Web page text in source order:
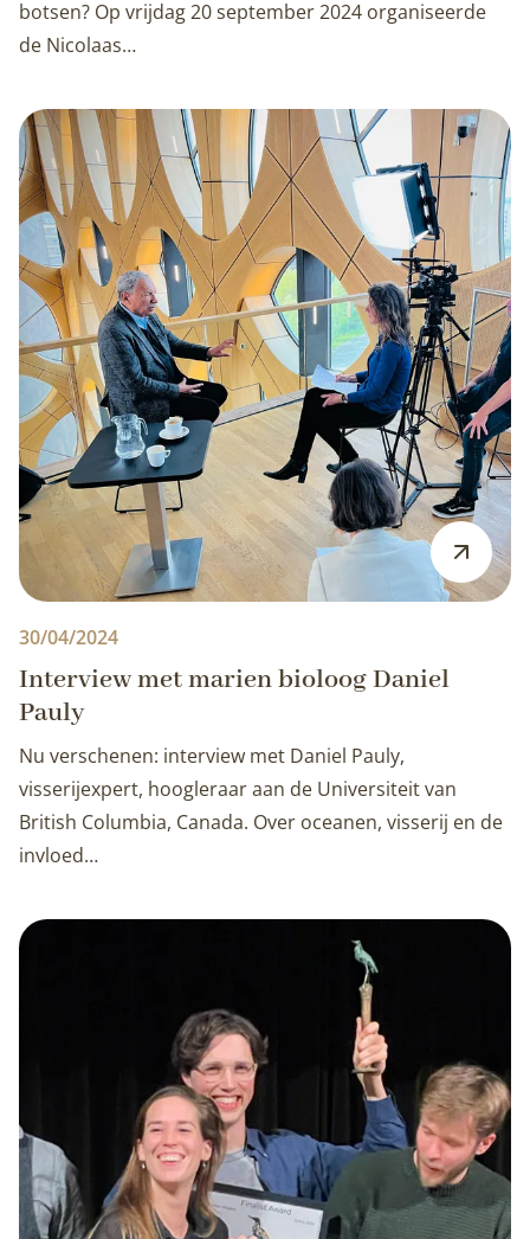
botsen? Op vrijdag 20 september 2024 organiseerde
de Nicolaas…
30/04/2024
Interview met marien bioloog Daniel
Pauly
Nu verschenen: interview met Daniel Pauly,
visserijexpert, hoogleraar aan de Universiteit van
British Columbia, Canada. Over oceanen, visserij en de
invloed…